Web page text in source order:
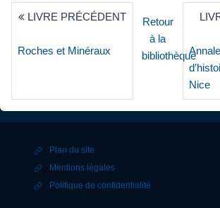
LIVRE PRÉCÉDENT
Roches et Minéraux
Retour
à la
bibliothèque
Nice
Plan du site
Mentions légales
Politique de confidentialité